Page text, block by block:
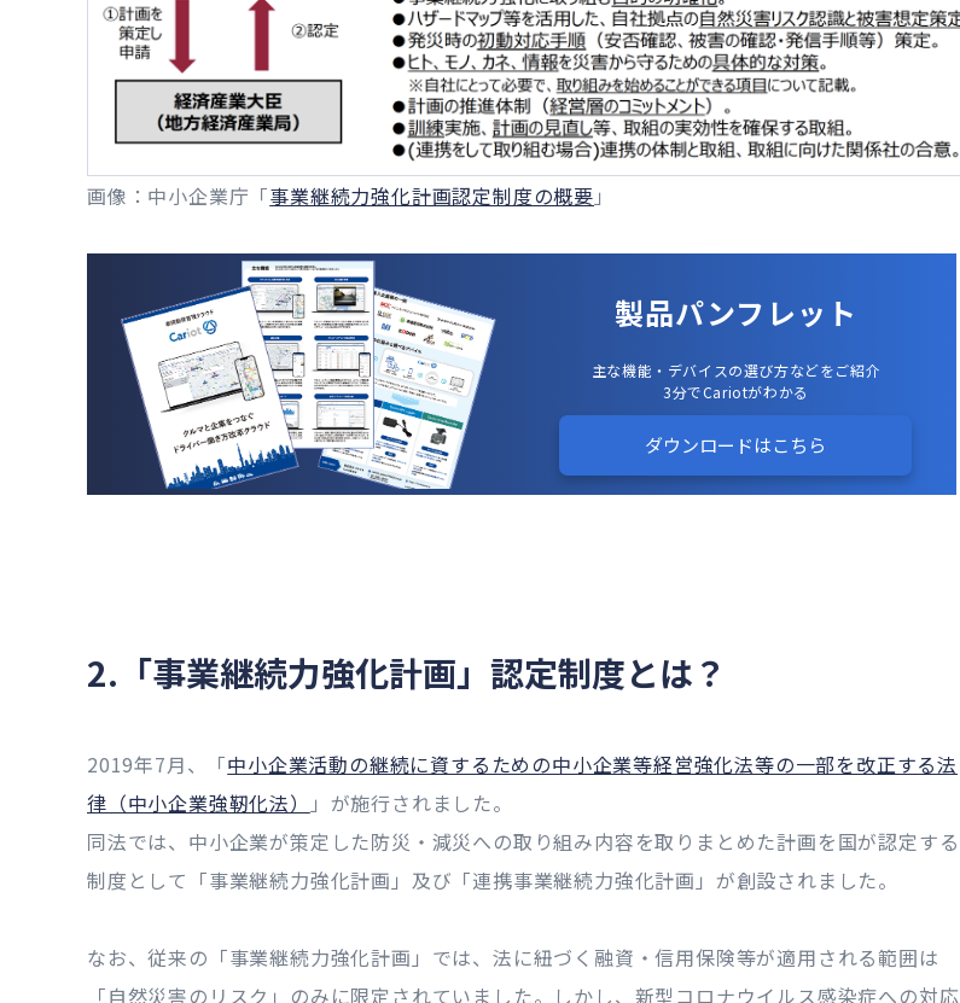
画像：中小企業庁「事業継続力強化計画認定制度の概要 」
製品パンフレット
主な機能・デバイスの選び方などをご紹介
3分でCariotがわかる
ダウンロードはこちら
2.「事業継続力強化計画」認定制度とは？
2019年7月、「中小企業活動の継続に資するための中小企業等経営強化法等の一部を改正する法
律（中小企業強靭化法）
」が施行されました。
同法では、中小企業が策定した防災・減災への取り組み内容を取りまとめた計画を国が認定する
制度として「事業継続力強化計画」及び「連携事業継続力強化計画」が創設されました。
なお、従来の「事業継続力強化計画」では、法に紐づく融資・信用保険等が適用される範囲は
「自然災害のリスク」のみに限定されていました。しかし、新型コロナウイルス感染症への対応